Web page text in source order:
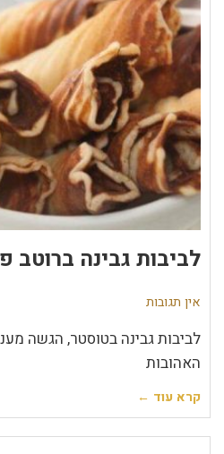
לביבות גבינה ברוטב
אין תגובות
לביבות גבינה בטוסטר, הגשה
האהובות
קרא עוד ←